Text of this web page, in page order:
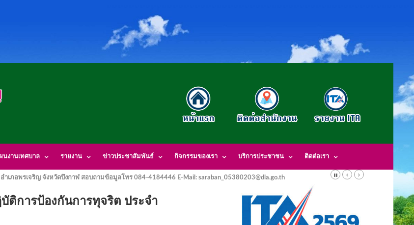
นงานเทศบาล รายงาน ข่าวประชาสัมพันธ์ กิจกรรมของเรา บริการประชาชน ติดต่อเรา
ำเภอพรเจริญ จังหวัดบึงกาฬ สอบถามข้อมูลโทร 084-4184446 E-Mail: saraban_05380203@dla.go.th
ติการป้องกันการทุจริต ประจำ